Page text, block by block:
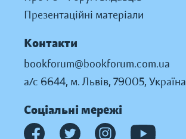
Презентаційні матеріали
Контакти
bookforum@bookforum.com.ua
а/с 6644, м. Львів, 79005, Україна
Соціальні мережі